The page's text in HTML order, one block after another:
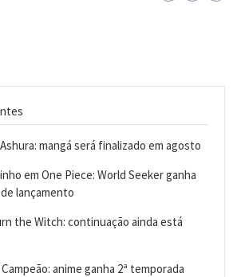
mangá será finalizado em agosto
em One Piece: World Seeker ganha
lançamento
the Witch: continuação ainda está
Campeão: anime ganha 2ª temporada